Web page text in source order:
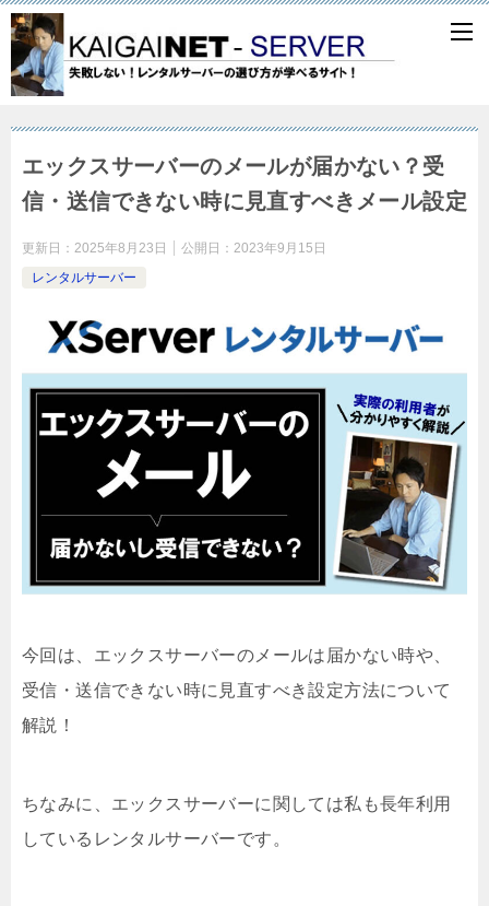
エックスサーバーのメールが届かない？受
信・送信できない時に見直すべきメール設定
更新日： 2025年8月23日 公開日： 2023年9月15日
レンタルサーバー
今回は、エックスサーバーのメールは届かない時や、
受信・送信できない時に見直すべき設定方法について
解説！
ちなみに、エックスサーバーに関しては私も長年利用
しているレンタルサーバーです。